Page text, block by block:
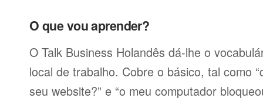
O que vou aprender?
O Talk Business Holandês dá-lhe o
local de trabalho. Cobre o básico, tal como
seu website?” e “o meu computador